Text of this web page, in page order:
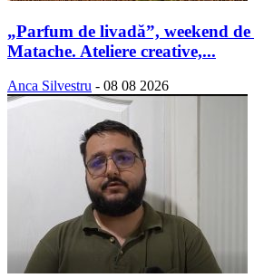
„Parfum de livadă”, weekend
Matache. Ateliere creative,...
Anca Silvestru - 08 08 2026